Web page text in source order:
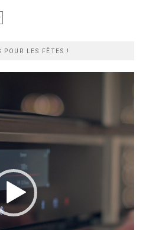
POUR LES FÊTES !